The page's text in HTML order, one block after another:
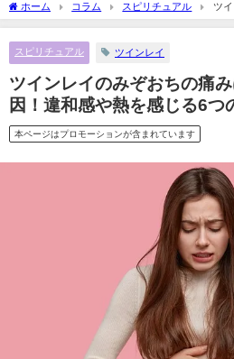
ホーム コラム スピリチュアル
ツ
クラが原因！違和感や熱を感じる6つの理由
スピリチュアル ツインレイ
ツインレイのみぞおちの痛
因！違和感や熱を感じる6つ
本ページはプロモーションが含まれています